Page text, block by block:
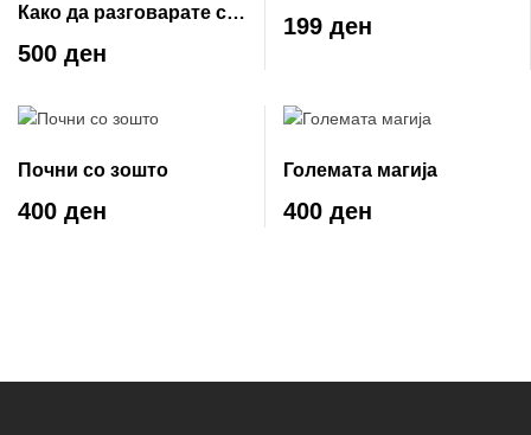
Како да разговарате со
секого
500 ден
199 ден
Почни со зошто
400 ден
Големата магија
400 ден